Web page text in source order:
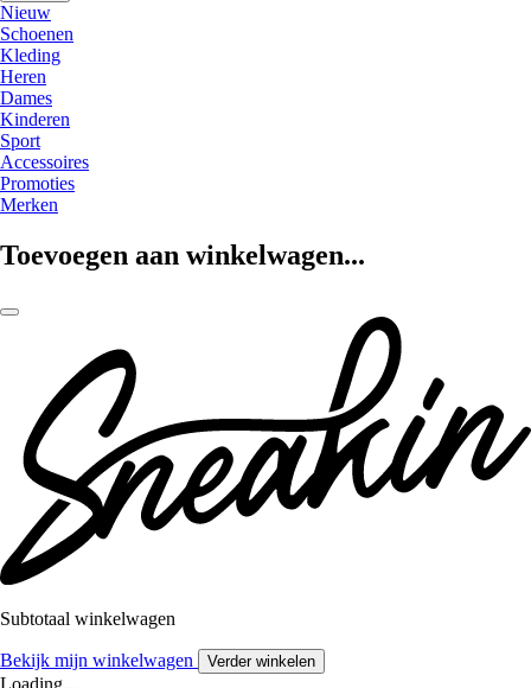
Nieuw
Schoenen
Kleding
Heren
Dames
Kinderen
Sport
Accessoires
Promoties
Merken
Toevoegen aan winkelwagen...
Subtotaal winkelwagen
Bekijk mijn winkelwagen Verder winkelen